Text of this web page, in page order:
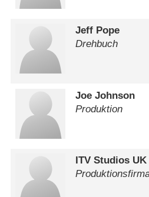
Jeff Pope
Drehbuch
Joe Johnson
Produktion
ITV Studios UK